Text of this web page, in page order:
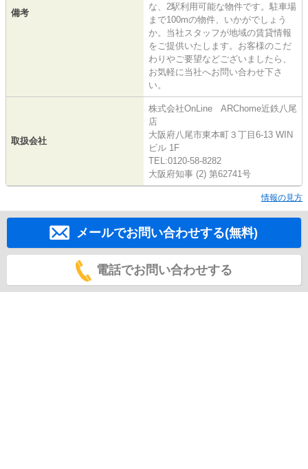
備考
な、2駅利用可能な物件です。駐車場
まで100mの物件、いかがでしょう
か。当社スタッフが地域の賃貸情報
をご提供いたします。お客様のこだ
わりやご要望などございましたら、
お気軽に当社へお問い合わせ下さ
い。
取扱会社
株式会社OnLine ARChome近鉄八尾
店
大阪府八尾市東本町３丁目6-13 WIN
ビル 1F
TEL:0120-58-8282
大阪府知事 (2) 第62741号
情報の見方
メールでお問い合わせする(無料)
電話でお問い合わせする